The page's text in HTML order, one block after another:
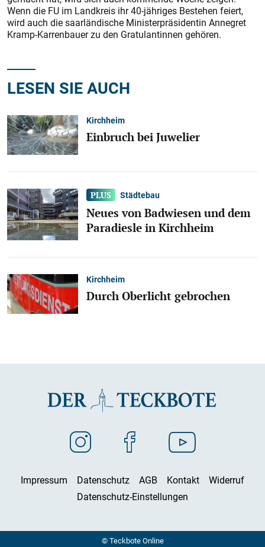
Wenn die FU im Landkreis ihr 40-jähriges Bestehen feiert,
wird auch die saarländische Ministerpräsidentin Annegret
Kramp-Karrenbauer zu den Gratulantinnen gehören.
LESEN SIE AUCH
Kirchheim
Einbruch bei Juwelier
Städtebau
Neues von Badwiesen und dem
Paradiesle in Kirchheim
Kirchheim
Durch Oberlicht gebrochen
Impressum Datenschutz AGB Kontakt
Widerruf
Datenschutz-Einstellungen
© Teckbote Online